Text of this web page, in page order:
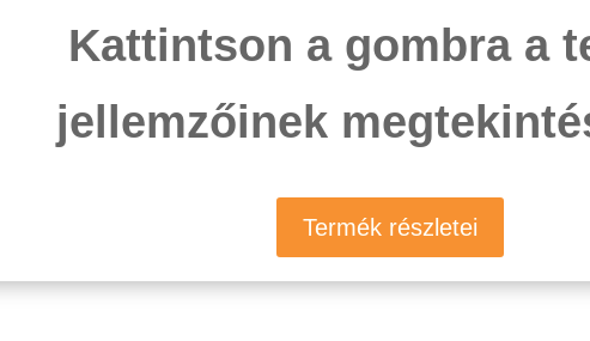
Kattintson a gombra a
jellemzőinek
Termék részletei